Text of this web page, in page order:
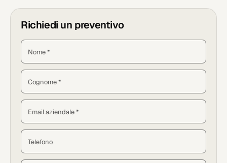
Richiedi un preventivo
Nome *
Cognome *
Email aziendale *
Telefono